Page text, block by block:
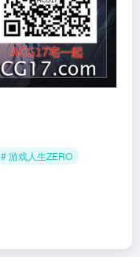
# 游戏人生ZERO